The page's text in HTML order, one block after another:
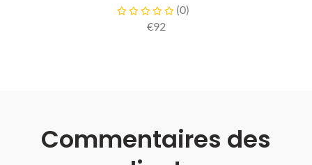
(0)
€92
Commentaires des